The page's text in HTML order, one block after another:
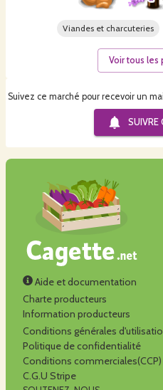
Suivez ce marché pour recevoir un
SUIVRE
Viandes et charcuteries
Voir tous les
Aide et documentation
Charte producteurs
Information producteurs
Conditions générales
Politique de confidentialité
Conditions commerciales(CCP)
C.G.U Stripe